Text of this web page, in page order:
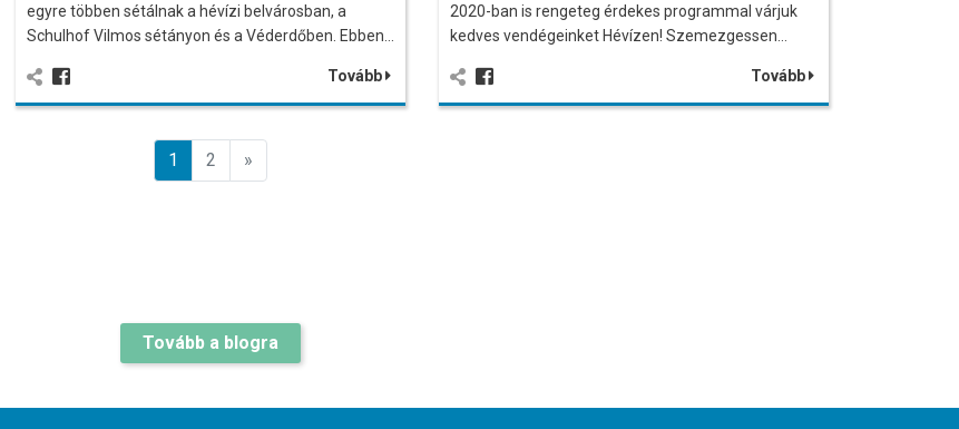
egyre többen sétálnak a hévízi belvárosban, a
Schulhof Vilmos sétányon és a Véderdőben. Ebben…
Tovább
2020-ban is rengeteg érdekes programmal várjuk
kedves vendégeinket Hévízen! Szemezgessen…
Tovább
1 2 »
Tovább a blogra